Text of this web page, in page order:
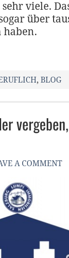
viele.
über
haben.
, BLOG
A COMMENT